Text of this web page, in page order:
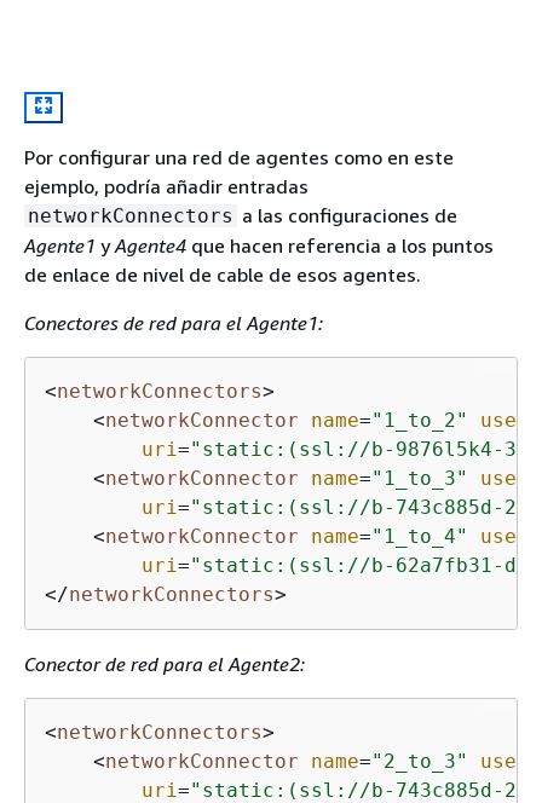
Por configurar una red de agentes como en este
ejemplo, podría añadir entradas
networkConnectors a las configuraciones de
Agente1 yAgente4 que hacen referencia a los puntos
de enlace de nivel de cable de esos agentes.
Conectores de red para el Agente1:
<networkConnectors>
<networkConnector name="1_to_2"
uri ="static:(ssl://b-9876l5k4-32ji-
<networkConnector name="1_to_3"
uri ="static:(ssl://b-743c885d-
<networkConnector name="1_to_4"
uri ="static:(ssl://b-62a7fb31-d51c-
</networkConnectors>
Conector de red para el Agente2:
<networkConnectors>
<networkConnector name="2_to_3"
uri ="static:(ssl://b-743c885d-